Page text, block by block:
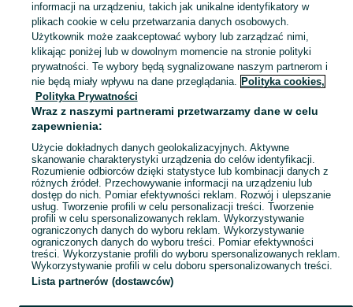
KATEGORIA
Antyki i przedmioty kolekcjonerskie na OLX – odkryj wyjątkowe oferty antyków i rzadkich przedmiotów. Sprawdź unikalne kolekcje! Białogard i okolice. Zobacz
Mapa kategorii
Mapa miejscowości
Mapa ministron
Popularne wyszukiwania
informacji na urządzeniu, takich jak unikalne identyfikatory w
plikach cookie w celu przetwarzania danych osobowych.
Użytkownik może zaakceptować wybory lub zarządzać nimi,
klikając poniżej lub w dowolnym momencie na stronie polityki
prywatności. Te wybory będą sygnalizowane naszym partnerom i
nie będą miały wpływu na dane przeglądania. Polityka cookies,
Polityka Prywatności
Wraz z naszymi partnerami przetwarzamy dane w celu
zapewnienia:
Użycie dokładnych danych geolokalizacyjnych. Aktywne
skanowanie charakterystyki urządzenia do celów identyfikacji.
Rozumienie odbiorców dzięki statystyce lub kombinacji danych z
różnych źródeł. Przechowywanie informacji na urządzeniu lub
dostęp do nich. Pomiar efektywności reklam. Rozwój i ulepszanie
usług. Tworzenie profili w celu personalizacji treści. Tworzenie
profili w celu spersonalizowanych reklam. Wykorzystywanie
ograniczonych danych do wyboru reklam. Wykorzystywanie
ograniczonych danych do wyboru treści. Pomiar efektywności
treści. Wykorzystanie profili do wyboru spersonalizowanych reklam.
Wykorzystywanie profili w celu doboru spersonalizowanych treści.
Lista partnerów (dostawców)